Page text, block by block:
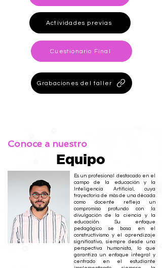
Actividades previas
Cuestionario Final
Grabaciones del taller
Conoce a nuestro
Equipo
Mtro. Germán
Es un profesional destacado en el
campo de la educación y la
Inteligencia Artificial, cuya
trayectoria de más de una década
como docente refleja un
compromiso profundo con la
divulgación de la ciencia y la
educación. Su enfoque
pedagógico se basa en el
constructivismo y el aprendizaje
significativo, siempre desde una
perspectiva humanista, lo que
garantiza un enfoque integral y
centrado en el estudiante